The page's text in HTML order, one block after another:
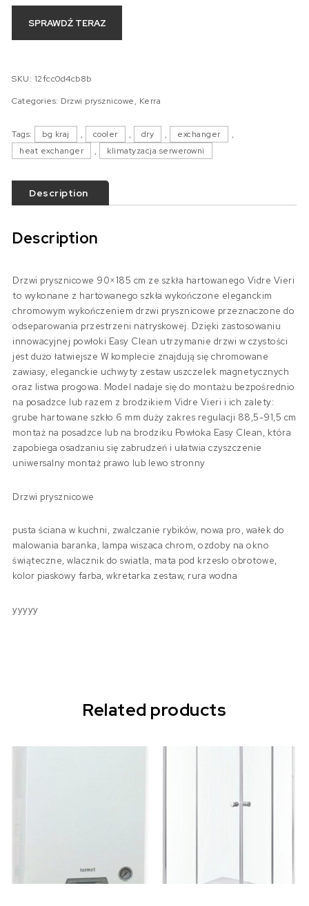
SPRAWDŹ TERAZ
SKU: 12fcc0d4cb8b
Categories: Drzwi prysznicowe, Kerra
Tags: bg kraj , cooler , dry , exchanger
,
heat exchanger
, klimatyzacja serwerowni
Description
Description
Drzwi prysznicowe 90×185 cm ze szkła hartowanego Vidre Vieri
to wykonane z hartowanego szkła wykończone eleganckim
chromowym wykończeniem drzwi prysznicowe przeznaczone do
odseparowania przestrzeni natryskowej. Dzięki zastosowaniu
innowacyjnej powłoki Easy Clean utrzymanie drzwi w czystości
jest dużo łatwiejsze W komplecie znajdują się chromowane
zawiasy, eleganckie uchwyty zestaw uszczelek magnetycznych
oraz listwa progowa. Model nadaje się do montażu bezpośrednio
na posadzce lub razem z brodzikiem Vidre Vieri i ich zalety:
grube hartowane szkło 6 mm duży zakres regulacji 88,5-91,5 cm
montaż na posadzce lub na brodziku Powłoka Easy Clean, która
zapobiega osadzaniu się zabrudzeń i ułatwia czyszczenie
uniwersalny montaż prawo lub lewo stronny
Drzwi prysznicowe
pusta ściana w kuchni, zwalczanie rybików, nowa pro, wałek do
malowania baranka, lampa wiszaca chrom, ozdoby na okno
świąteczne, wlacznik do swiatla, mata pod krzeslo obrotowe,
kolor piaskowy farba, wkretarka zestaw, rura wodna
yyyyy
Related products